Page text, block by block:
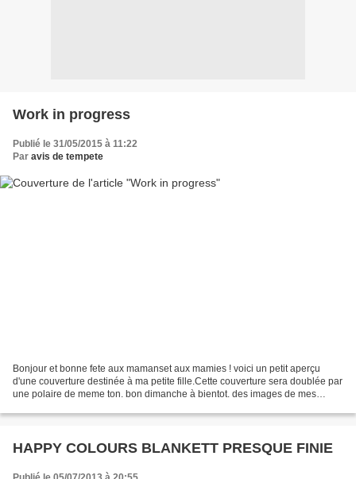
Work in progress
Publié le 31/05/2015 à 11:22
Par avis de tempete
Bonjour et bonne fete aux mamanset aux mamies ! voici un petit aperçu
d'une couverture destinée à ma petite fille.Cette couverture sera doublée par
une polaire de meme ton. bon dimanche à bientot. des images de mes
HAPPY COLOURS BLANKETT PRESQUE FINIE